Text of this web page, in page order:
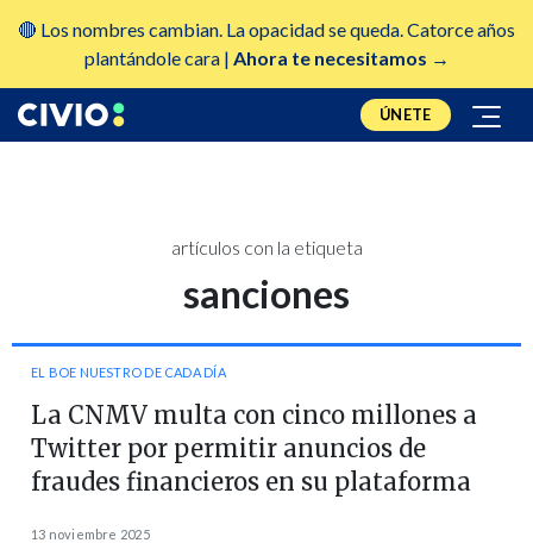
🔴 Los nombres cambian. La opacidad se queda. Catorce años
plantándole cara | Ahora te necesitamos →
ÚNETE
artículos con la etiqueta
sanciones
EL BOE NUESTRO DE CADA DÍA
La CNMV multa con cinco millones a
Twitter por permitir anuncios de
fraudes financieros en su plataforma
13 noviembre 2025